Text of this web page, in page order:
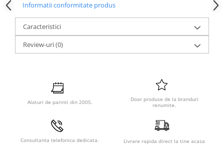
Informatii conformitate produs
Caracteristici
Review-uri(0)
Alaturi de parinti din 2005.
Doar produse de la branduri
renumite.
Consultanta telefonica dedicata. Livrare rapida direct la tine acasa